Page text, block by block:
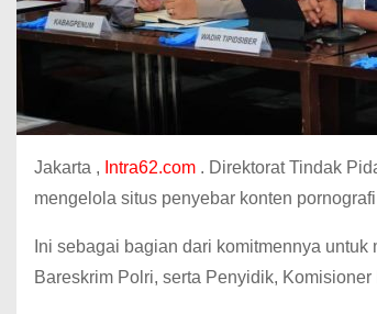
Jakarta , Intra62.com . Direktorat Tindak
mengelola situs penyebar konten
Ini sebagai bagian dari komitmennya
Bareskrim Polri, serta Penyidik,